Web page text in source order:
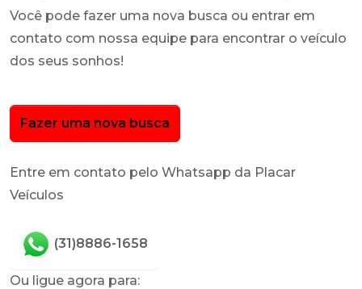
Você pode fazer uma nova busca ou entrar em
contato com nossa equipe para encontrar o veículo
dos seus sonhos!
Fazer uma nova busca
Entre em contato pelo Whatsapp da Placar
Veículos
(31)8886-1658
Ou ligue agora para: